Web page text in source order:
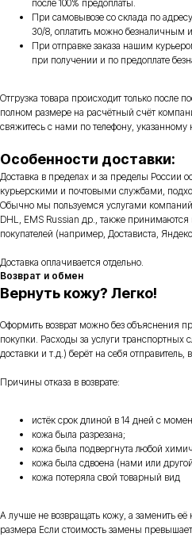
после 100% предоплаты.
При самовывозе со склада по
30/8, оплатить можно безналичным
При отправке заказа нашим
при получении и по предоплате
Отгрузка товара происходит только после
полном размере на расчётный счёт
свяжитесь с нами по телефону, указанному
Особенности доставки:
Доставка в пределах и за пределы России
курьерскими и почтовыми службами,
Обычно мы пользуемся услугами
DHL, EMS Russian др., также
покупателей (например, Достависта,
Доставка оплачивается отдельно.
Возврат и обмен
Вернуть кожу? Легко!
Оформить возврат можно без объяснения
покупки. Расходы за услуги транспортных
доставки и т.д.) берёт на себя
Причины отказа в возврате:
истёк срок длиной в 14 дней с
кожа была разрезана;
кожа была подвергнута любой
кожа была сдвоена (нами или
кожа потеряла свой товарный вид
А лучше не возвращать кожу, а заменить её
размера Если стоимость замены